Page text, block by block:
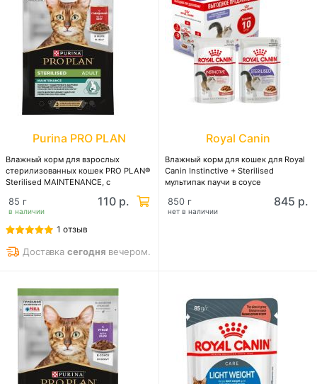
Purina PRO PLAN
Влажный корм для взрослых
стерилизованных кошек PRO PLAN®
Sterilised MAINTENANCE, с
в наличии
85 г 110 р.
1 отзыв
Доставкасегодня вечером.
Royal Canin
Влажный корм для кошек для Royal
Canin Instinctive + Sterilised
мультипак паучи в соусе
нет в наличии
850 г 845 р.